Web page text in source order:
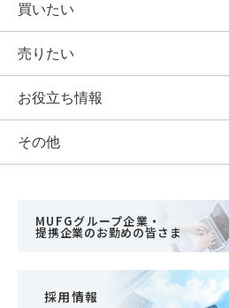
買いたい
売りたい
お役立ち情報
その他
MUFGグループ企業・
提携企業のお勤めの皆さま
採用情報